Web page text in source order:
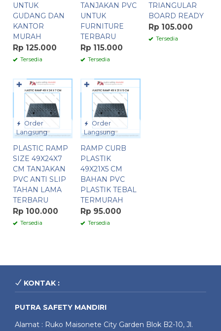
UNTUK
GUDANG DAN
KANTOR
MURAH
Rp 125.000
Tersedia
TANJAKAN PVC
UNTUK
FURNITURE
TERBARU
Rp 115.000
Tersedia
TRIANGULAR
BOARD READY
Rp 105.000
Tersedia
Order
Langsung
PLASTIC RAMP
SIZE 49X24X7
CM TANJAKAN
PVC ANTI SLIP
TAHAN LAMA
TERBARU
Rp 100.000
Tersedia
✚
Order
Langsung
RAMP CURB
PLASTIK
49X21X5 CM
BAHAN PVC
PLASTIK TEBAL
TERMURAH
Rp 95.000
Tersedia
✚
KONTAK :
PUTRA SAFETY MANDIRI
Alamat : Ruko Maisonete City Garden Blok B2-10, Jl.